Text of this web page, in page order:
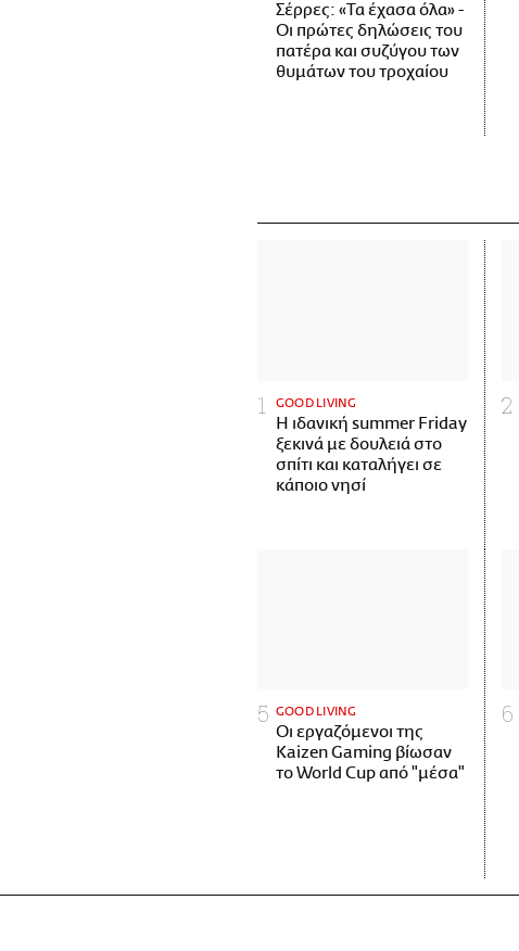
Σέρρες: «Τα έχασα όλα» -
Οι πρώτες δηλώσεις του
πατέρα και συζύγου των
θυμάτων του τροχαίου
GOOD LIVING
Η ιδανική summer Friday
ξεκινά με δουλειά στο
σπίτι και καταλήγει σε
κάποιο νησί
GOOD LIVING
Οι εργαζόμενοι της
Kaizen Gaming βίωσαν
το World Cup από "μέσα"